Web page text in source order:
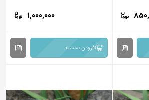
1,000,000
افزودن به سبد